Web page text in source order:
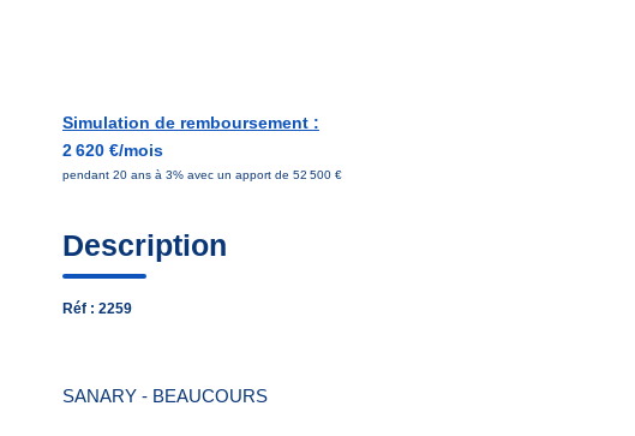
Simulation de remboursement :
2 620 €/mois
pendant 20 ans à 3% avec un apport de 52 500 €
Description
Réf : 2259
SANARY - BEAUCOURS